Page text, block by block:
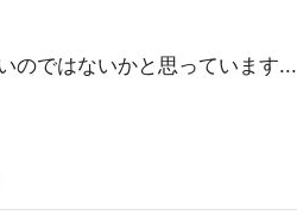
のではないかと思っています...